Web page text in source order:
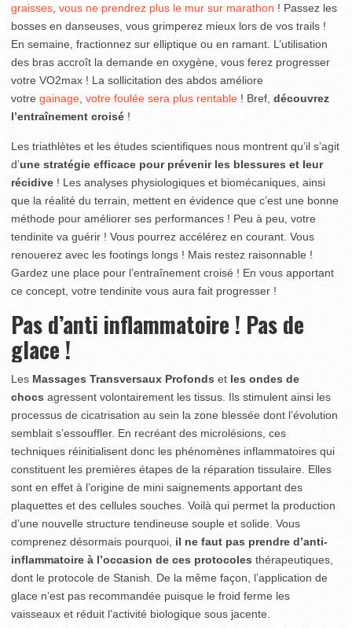
graisses vous ne prendrez plus le mur sur marathon ! Passez les
bosses en danseuses, vous grimperez mieux lors de vos trails !
En semaine, fractionnez sur elliptique ou en ramant. L’utilisation
des bras accroît la demande en oxygène, vous ferez progresser
votre VO2max ! La sollicitation des abdos améliore
votre gainage votre foulée sera plus rentable ! Bref, découvrez
l’entraînement croisé !
Les triathlètes et les études scientifiques nous montrent qu’il s’agit
d’une stratégie efficace pour prévenir les blessures et leur
récidive ! Les analyses physiologiques et biomécaniques, ainsi
que la réalité du terrain, mettent en évidence que c’est une bonne
méthode pour améliorer ses performances ! Peu à peu, votre
tendinite va guérir ! Vous pourrez accélérez en courant. Vous
renouerez avec les footings longs ! Mais restez raisonnable !
Gardez une place pour l’entraînement croisé ! En vous apportant
ce concept, votre tendinite vous aura fait progresser !
Pas d’anti inflammatoire ! Pas de
glace !
Les Massages Transversaux Profonds et les ondes de
chocs agressent volontairement les tissus. Ils stimulent ainsi les
processus de cicatrisation au sein la zone blessée dont l’évolution
semblait s’essouffler. En recréant des microlésions, ces
techniques réinitialisent donc les phénomènes inflammatoires qui
constituent les premières étapes de la réparation tissulaire. Elles
sont en effet à l’origine de mini saignements apportant des
plaquettes et des cellules souches. Voilà qui permet la production
d’une nouvelle structure tendineuse souple et solide. Vous
comprenez désormais pourquoi, il ne faut pas prendre d’anti-
inflammatoire à l’occasion de ces protocoles thérapeutiques,
dont le protocole de Stanish. De la même façon, l’application de
glace n’est pas recommandée puisque le froid ferme les
vaisseaux et réduit l’activité biologique sous jacente.